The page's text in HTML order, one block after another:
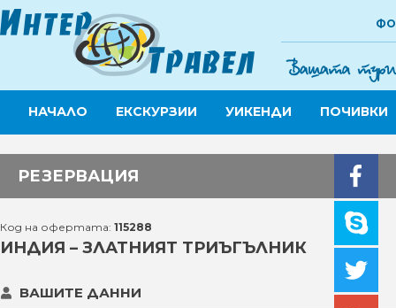
НАЧАЛО ЕКСКУРЗИИ УИКЕНДИ ПОЧИВКИ
РЕЗЕРВАЦИЯ
Код на офертата: 115288
ИНДИЯ – ЗЛАТНИЯТ ТРИЪГЪЛНИК
ВАШИТЕ ДАННИ